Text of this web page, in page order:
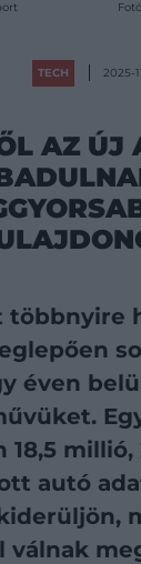
TECH 2025-
AZ ÚJ
többnyire
éven
18,5 millió,
autó
válnak